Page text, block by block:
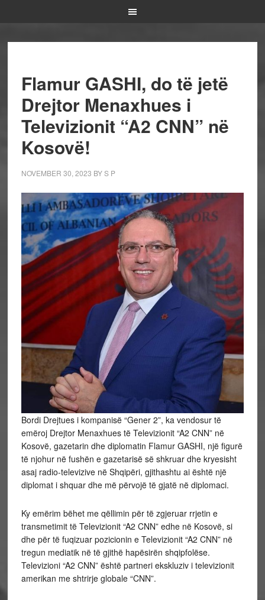
Flamur GASHI, do të jetë
Drejtor Menaxhues i
Televizionit “A2 CNN” në
Kosovë!
NOVEMBER 30, 2023 BYS P
Bordi Drejtues i kompanisë “Gener 2”, ka vendosur të
emëroj Drejtor Menaxhues të Televizionit “A2 CNN” në
Kosovë, gazetarin dhe diplomatin Flamur GASHI, një figurë
të njohur në fushën e gazetarisë së shkruar dhe kryesisht
asaj radio-televizive në Shqipëri, gjithashtu ai është një
diplomat i shquar dhe më përvojë të gjatë në diplomaci.
Ky emërim bëhet me qëllimin për të zgjeruar rrjetin e
transmetimit të Televizionit “A2 CNN” edhe në Kosovë, si
dhe për të fuqizuar pozicionin e Televizionit “A2 CNN” në
tregun mediatik në të gjithë hapësirën shqipfolëse.
Televizioni “A2 CNN” është partneri ekskluziv i televizionit
amerikan me shtrirje globale “CNN”.